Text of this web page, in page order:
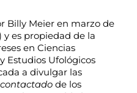
Billy Meier en marzo de
y es propiedad de la
en Ciencias
Estudios Ufológicos
a divulgar las
contactado de los